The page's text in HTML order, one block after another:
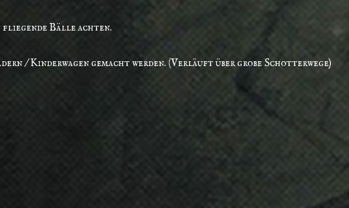
fliegende Bälle achten.
/ Kinderwagen gemacht werden. (Verläuft über grobe Schotterwege)